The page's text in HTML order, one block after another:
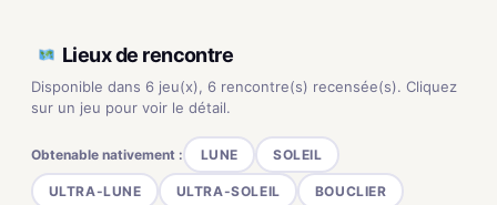
Lieux de rencontre
Disponible dans 6 jeu(x), 6 rencontre(s) recensée(s). Cliquez
sur un jeu pour voir le détail.
Obtenable nativement : LUNE SOLEIL
ULTRA-LUNE ULTRA-SOLEIL BOUCLIER